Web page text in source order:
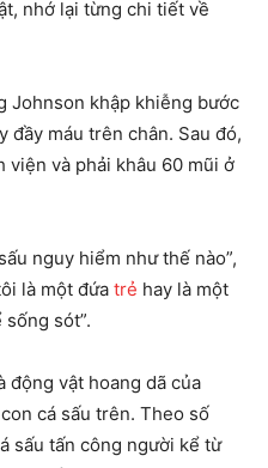
nhớ lại từng chi tiết về
Johnson khập khiễng bước
đầy máu trên chân. Sau đó,
viện và phải khâu 60 mũi ở
nguy hiểm như thế nào”,
là một đứa trẻ hay là một
sót”.
động vật hoang dã của
cá sấu trên. Theo số
sấu tấn công người kể từ